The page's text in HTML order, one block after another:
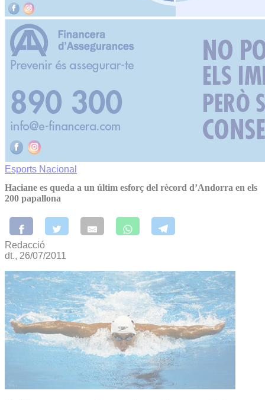
Esports Nacional
Haciane es queda a un últim esforç del rècord d’Andorra en els
200 papallona
Redacció
dt., 26/07/2011